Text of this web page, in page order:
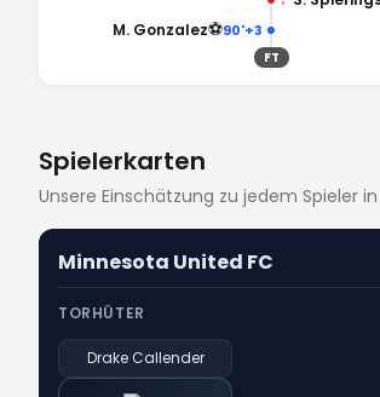
90'+3
⚽
M. Gonzalez
FT
Spielerkarten
Unsere Einschätzung zu jedem Spieler
Minnesota United FC
TORHÜTER
Drake Callender